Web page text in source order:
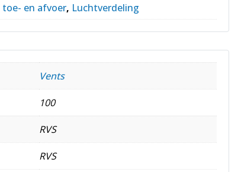
en afvoer, Luchtverdeling
Vents
100
RVS
RVS